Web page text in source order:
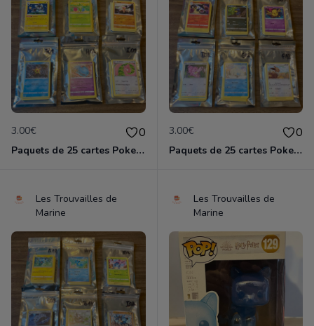
3.00€ 0
Paquets de 25 cartes Pokemon etat comme neuf
3.00€ 0
Paquets de 25 cartes Pokemon etat comme neuf
Les Trouvailles de
Marine
Les Trouvailles de
Marine